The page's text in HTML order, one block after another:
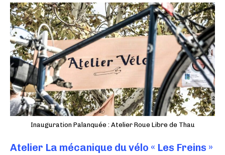
Inauguration Palanquée : Atelier Roue Libre de Thau
Atelier La mécanique du vélo « Les Freins »